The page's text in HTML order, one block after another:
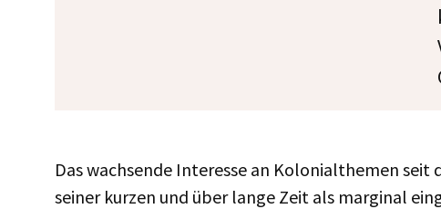
Das wachsende Interesse an Kolonialthemen
seiner kurzen und über lange Zeit als marginal